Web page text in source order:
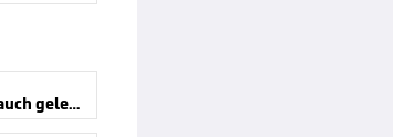
Bayern? „Das habe ich auch gelesen“